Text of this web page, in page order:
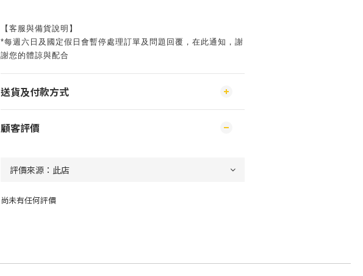
【客服與備貨說明】
*每週六日及國定假日會暫停處理訂單及問題回覆，在此通知，謝
謝您的體諒與配合
送貨及付款方式
顧客評價
尚未有任何評價